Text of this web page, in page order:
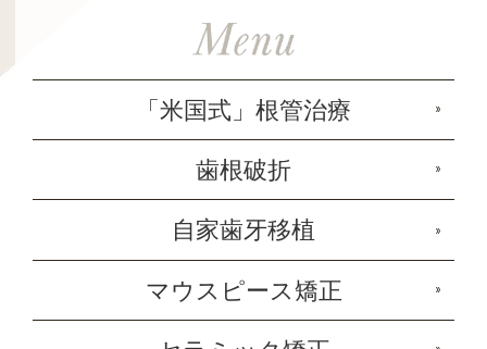
「米国式」根管治療
歯根破折
自家歯牙移植
マウスピース矯正